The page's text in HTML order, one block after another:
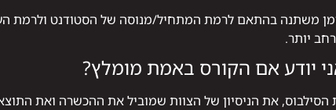
משתנה בהתאם לרמת המתחיל/מנוסה של הסטודנט ולרמת
יותר.
יודע אם הקורס באמת מומלץ?
הסילבוס, את הניסיון של הצוות שמוביל את ההכשרה ואת